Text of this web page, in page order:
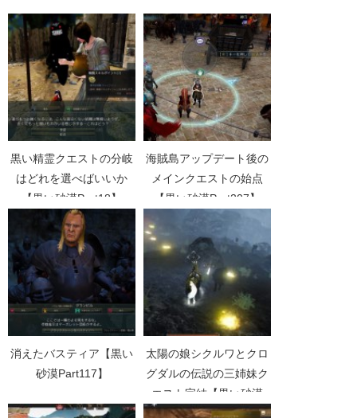
黒い精霊クエストの分岐
はどれを選べばいいか
【黒い砂漠Part18】
海賊島アップデート後の
メインクエストの始点
【黒い砂漠Part207】
消えたバスティア【黒い
砂漠Part117】
太陽の娘シクルワとクロ
グダルの伝説の三姉妹ク
エスト完結【黒い砂漠
Part2458】